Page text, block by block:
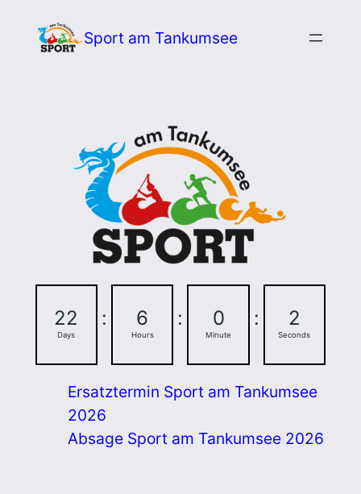
Inhalt
Sport am Tankumsee
22
Days
: 6
Hours
: 0
Minute
: 1
Second
Ersatztermin Sport am Tankumsee
2026
Absage Sport am Tankumsee 2026